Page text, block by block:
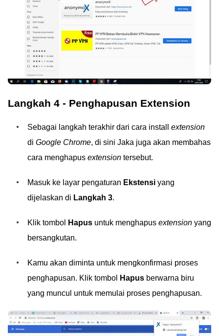
Langkah 4 - Penghapusan Extension
Sebagai langkah terakhir dari cara install extension
di Google Chrome, di sini Jaka juga akan membahas
cara menghapus extension tersebut.
Masuk ke layar pengaturan Ekstensi yang
dijelaskan di Langkah 3.
Klik tombol Hapus untuk menghapus extension yang
bersangkutan.
Kamu akan diminta untuk mengkonfirmasi proses
penghapusan. Klik tombol
Hapus berwarna biru
yang muncul untuk memulai proses penghapusan.